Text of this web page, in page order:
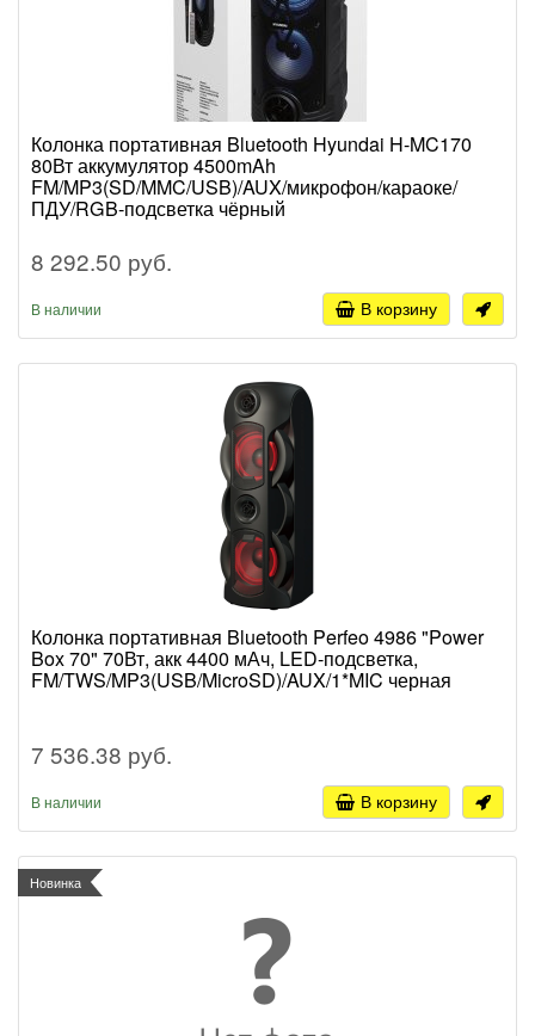
Колонка портативная Bluetooth Hyundai H-MC170
80Вт аккумулятор 4500mAh
FM/MP3(SD/MMC/USB)/AUX/микрофон/караоке/
ПДУ/RGB-подсветка чёрный
8 292.50 руб.
В наличии В корзину
Колонка портативная Bluetooth Perfeo 4986 "Power
Box 70" 70Вт, акк 4400 мАч, LED-подсветка,
FM/TWS/MP3(USB/MicroSD)/AUX/1*MIC черная
7 536.38 руб.
В наличии В корзину
Новинка